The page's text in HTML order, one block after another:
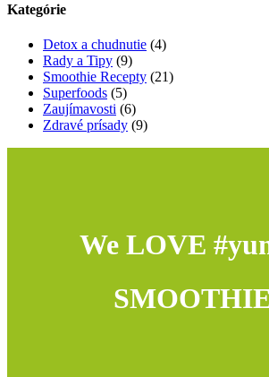
Kategórie
Detox a chudnutie (4)
Rady a Tipy (9)
Smoothie Recepty (21)
Superfoods (5)
Zaujímavosti (6)
Zdravé prísady (9)
We LOVE